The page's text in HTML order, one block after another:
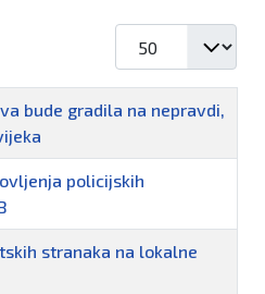
bude gradila na nepravdi,
policijskih
stranaka na lokalne